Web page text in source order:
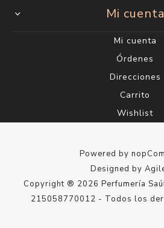
Mi cuenta
Mi cuenta
Órdenes
Direcciones
Carrito
Wishlist
Powered by
Designed by
Copyright ® 2026 Perfumería
215058770012 - Todos los